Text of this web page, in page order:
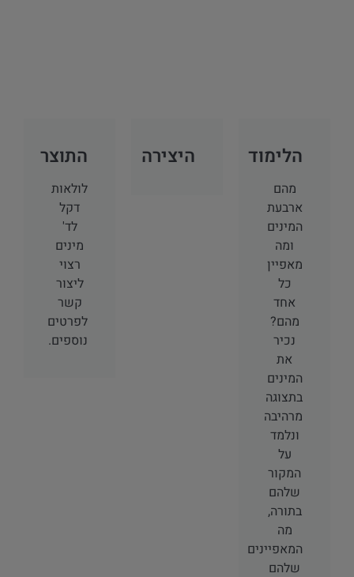
הלימוד
מהם
ארבעת
המינים
ומה
מאפיין
כל
אחד
מהם?
נכיר
את
המינים
בתצוגה
מרהיבה
ונלמד
על
המקור
שלהם
בתורה,
מה
המאפיינים
שלהם
היצירה התוצר
לולאות
דקל
לד'
מינים
רצוי
ליצור
קשר
לפרטים
נוספים.